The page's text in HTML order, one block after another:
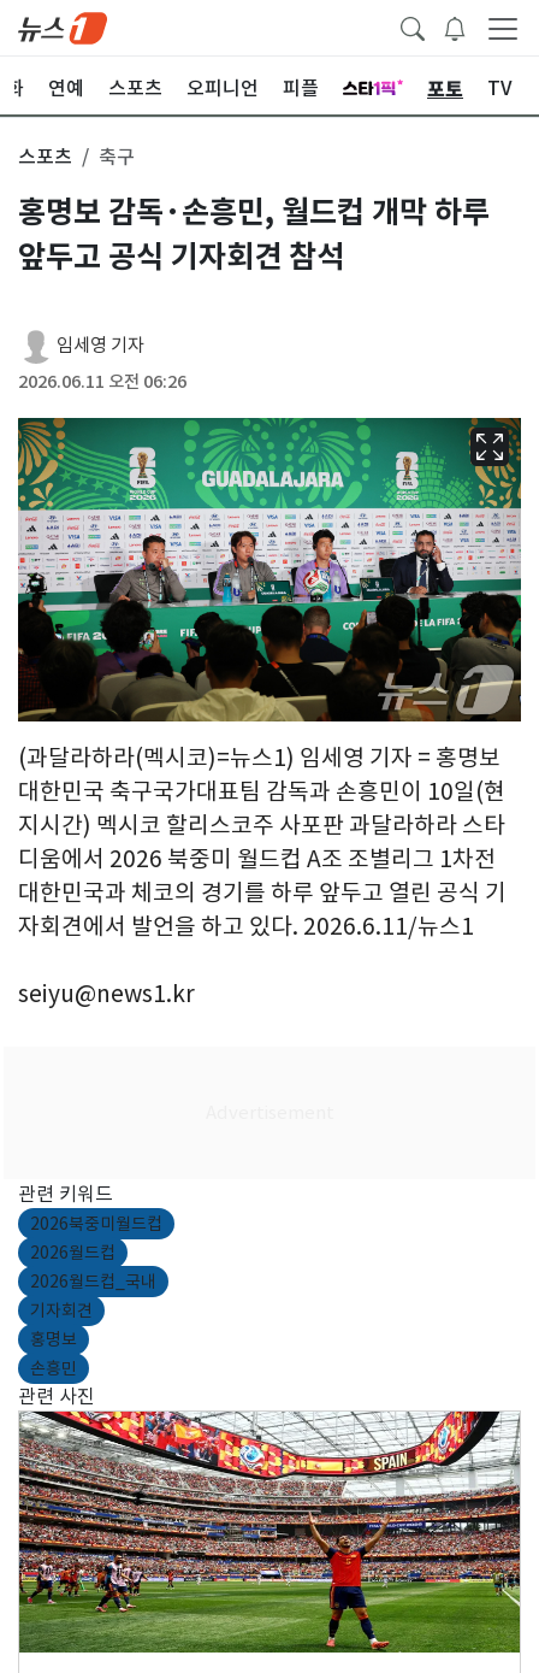
화 연예 스포츠 오피니언 피플 포토 TV
스포츠 축구
홍명보 감독·손흥민, 월드컵 개막 하루
앞두고 공식 기자회견 참석
임세영 기자
2026.06.11 오전 06:26
(과달라하라(멕시코)=뉴스1) 임세영 기자 = 홍명보
대한민국 축구국가대표팀 감독과 손흥민이 10일(현
지시간) 멕시코 할리스코주 사포판 과달라하라 스타
디움에서 2026 북중미 월드컵 A조 조별리그 1차전
대한민국과 체코의 경기를 하루 앞두고 열린 공식 기
자회견에서 발언을 하고 있다. 2026.6.11/뉴스1
seiyu@news1.kr
관련 키워드
2026북중미월드컵
2026월드컵
2026월드컵_국내
기자회견
홍명보
손흥민
관련 사진